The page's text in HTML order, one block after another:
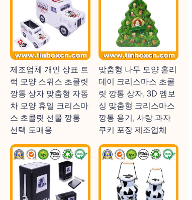
제조업체 개인 상표 트
럭 모양 스위스 초콜릿
깡통 상자 맞춤형 자동
차 모양 휴일 크리스마
스 초콜릿 선물 깡통
선택 도매용
맞춤형 나무 모양 홀리
데이 크리스마스 초콜
릿 깡통 상자, 3D 엠보
싱 맞춤형 크리스마스
깡통 용기, 사탕 과자
쿠키 포장 제조업체